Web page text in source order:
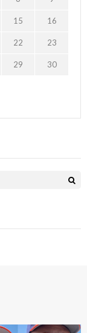
15 16
22 23
29 30